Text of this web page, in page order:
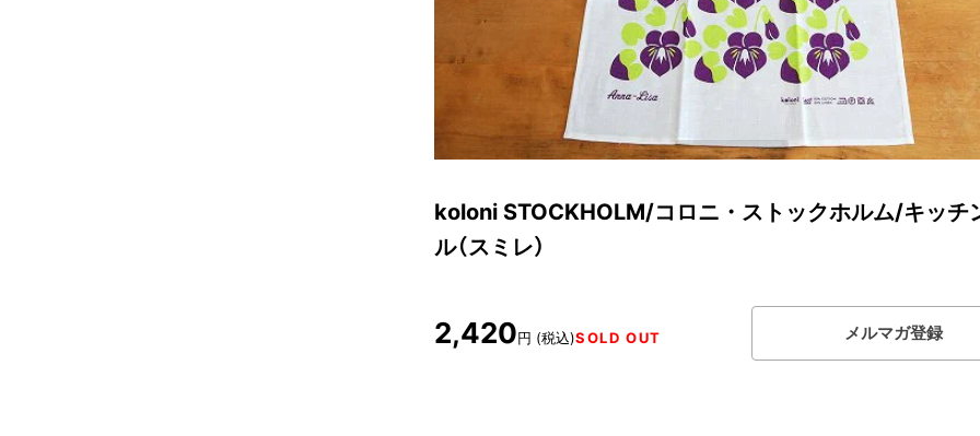
koloni STOCKHOLM/コロニ・ストックホルム/キッチ
ル（スミレ）
2,420円 (税込)SOLD OUT メルマガ登録